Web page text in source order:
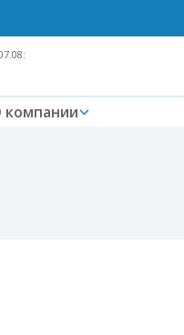
компании